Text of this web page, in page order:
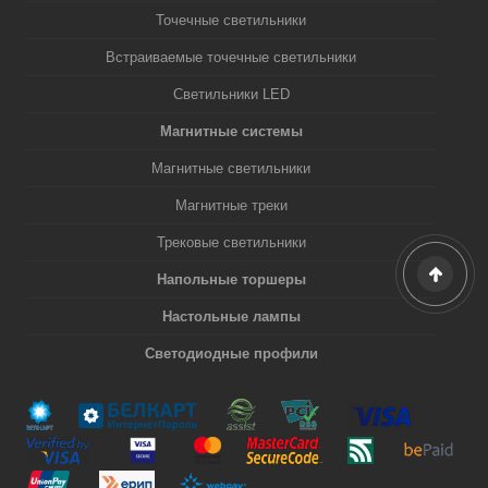
Точечные светильники
Встраиваемые точечные светильники
Светильники LED
Магнитные системы
Магнитные светильники
Магнитные треки
Трековые светильники
Напольные торшеры
Настольные лампы
Светодиодные профили